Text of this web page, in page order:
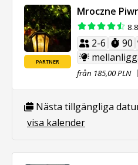
PARTNER
2-6 90
från 185,00 PLN
Nästa tillgängliga
visa kalender